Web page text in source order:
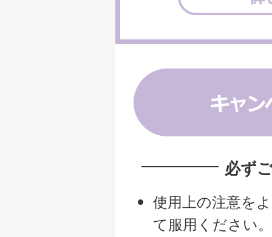
必ず
使用上の注意を
て服用ください。